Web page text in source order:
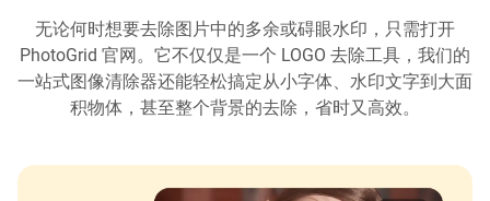
无论何时想要去除图片中的多余或碍眼水印，只需打开
PhotoGrid 官网。它不仅仅是一个 LOGO 去除工具，我们的
一站式图像清除器还能轻松搞定从小字体、水印文字到大面
积物体，甚至整个背景的去除，省时又高效。